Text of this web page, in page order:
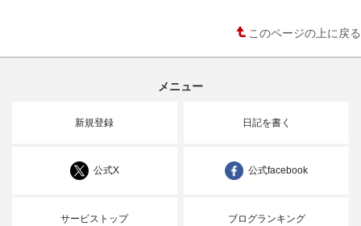
このページの上に戻る
メニュー
新規登録 日記を書く
公式X 公式facebook
サービストップ ブログランキング